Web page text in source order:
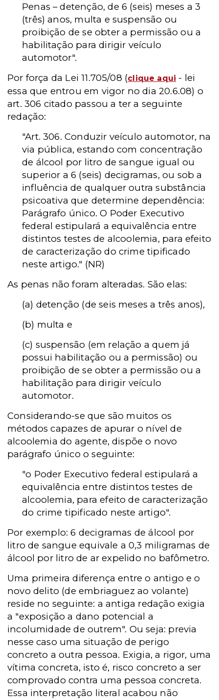
Penas – detenção, de 6 (seis) meses a 3
(três) anos, multa e suspensão ou
proibição de se obter a permissão ou a
habilitação para dirigir veículo
automotor".
Por força da Lei 11.705/08 (clique aqui - lei
essa que entrou em vigor no dia 20.6.08) o
art. 306 citado passou a ter a seguinte
redação:
"Art. 306. Conduzir veículo automotor, na
via pública, estando com concentração
de álcool por litro de sangue igual ou
superior a 6 (seis) decigramas, ou sob a
influência de qualquer outra substância
psicoativa que determine dependência:
Parágrafo único. O Poder Executivo
federal estipulará a equivalência entre
distintos testes de alcoolemia, para efeito
de caracterização do crime tipificado
neste artigo." (NR)
As penas não foram alteradas. São elas:
(a) detenção (de seis meses a três anos),
(b) multa e
(c) suspensão (em relação a quem já
possui habilitação ou a permissão) ou
proibição de se obter a permissão ou a
habilitação para dirigir veículo
automotor.
Considerando-se que são muitos os
métodos capazes de apurar o nível de
alcoolemia do agente, dispõe o novo
parágrafo único o seguinte:
"o Poder Executivo federal estipulará a
equivalência entre distintos testes de
alcoolemia, para efeito de caracterização
do crime tipificado neste artigo".
Por exemplo: 6 decigramas de álcool por
litro de sangue equivale a 0,3 miligramas de
álcool por litro de ar expelido no bafômetro.
Uma primeira diferença entre o antigo e o
novo delito (de embriaguez ao volante)
reside no seguinte: a antiga redação exigia
a "exposição a dano potencial a
incolumidade de outrem". Ou seja: previa
nesse caso uma situação de perigo
concreto a outra pessoa. Exigia, a rigor, uma
vítima concreta, isto é, risco concreto a ser
comprovado contra uma pessoa concreta.
Essa interpretação literal acabou não